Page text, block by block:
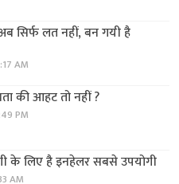
सिर्फ लत नहीं, बन गयी है
AM
की आहट तो नहीं ?
PM
के लिए है इनहेलर सबसे उपयोगी
AM